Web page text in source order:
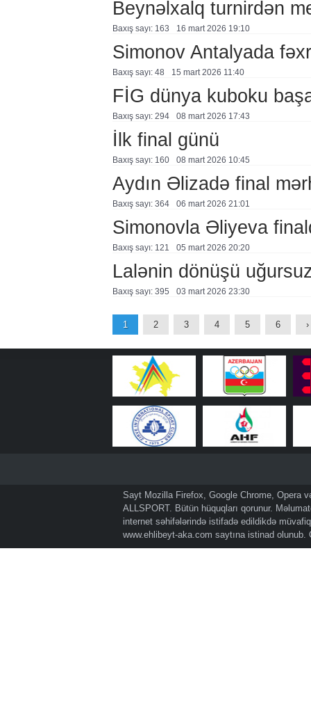
Beynəlxalq turnirdən
Baxış sayı: 163 16 mart 2026 19:10
Simonov Antalyada
Baxış sayı: 48 15 mart 2026 11:40
FİG dünya kuboku
Baxış sayı: 294 08 mart 2026 17:43
İlk final günü
Baxış sayı: 160 08 mart 2026 10:45
Aydın Əlizadə final
Baxış sayı: 364 06 mart 2026 21:01
Simonovla Əliyeva
Baxış sayı: 121 05 mart 2026 20:20
Lalənin dönüşü
Baxış sayı: 395 03 mart 2026 23:30
1 2 3 4 5 6 ›
Sayt Mozilla Firefox, Google Chrome, Opera
ALLSPORT. Bütün hüquqları qorunur.
internet səhifələrində istifadə edildikdə
www.ehlibeyt-aka.com saytına istinad olunub.